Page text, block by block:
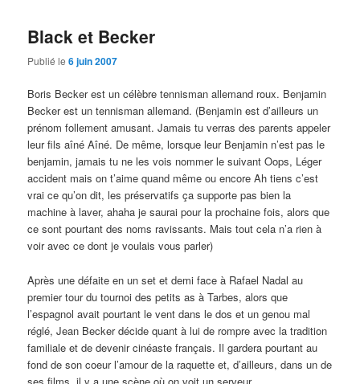
Black et Becker
Publié le6 juin 2007
Boris Becker est un célèbre tennisman allemand roux. Benjamin
Becker est un tennisman allemand. (Benjamin est d’ailleurs un
prénom follement amusant. Jamais tu verras des parents appeler
leur fils aîné Aîné. De même, lorsque leur Benjamin n’est pas le
benjamin, jamais tu ne les vois nommer le suivant Oops, Léger
accident mais on t’aime quand même ou encore Ah tiens c’est
vrai ce qu’on dit, les préservatifs ça supporte pas bien la
machine à laver, ahaha je saurai pour la prochaine fois, alors que
ce sont pourtant des noms ravissants. Mais tout cela n’a rien à
voir avec ce dont je voulais vous parler)
Après une défaite en un set et demi face à Rafael Nadal au
premier tour du tournoi des petits as à Tarbes, alors que
l’espagnol avait pourtant le vent dans le dos et un genou mal
réglé, Jean Becker décide quant à lui de rompre avec la tradition
familiale et de devenir cinéaste français. Il gardera pourtant au
fond de son coeur l’amour de la raquette et, d’ailleurs, dans un de
ses films, il y a une scène où on voit un serveur.